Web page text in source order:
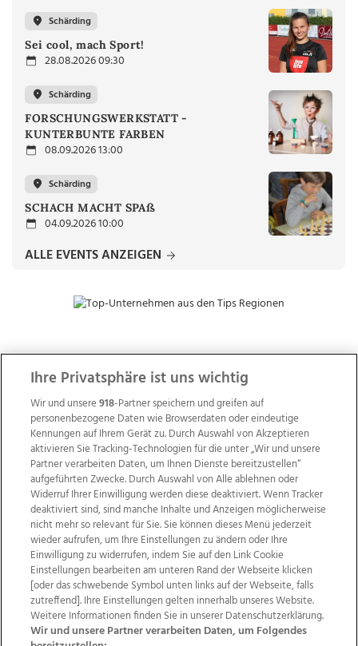
Schärding
Sei cool, mach Sport!
28.08.2026 09:30
Schärding
FORSCHUNGSWERKSTATT -
KUNTERBUNTE FARBEN
08.09.2026 13:00
Schärding
SCHACH MACHT SPAß
04.09.2026 10:00
ALLE EVENTS ANZEIGEN
ZUR NACHRICHTENÜBERSICHT
Wir über uns Mediadaten Kontakt
Jobs
Datenschutz
Impressum
AGB Anzeigekunden
AGB Website
Ehrenkodex Politische Werbung
Ihre Privatsphäre ist uns wichtig
Wir und unsere918-Partner speichern und greifen auf
personenbezogene Daten wie Browserdaten oder eindeutige
Kennungen auf Ihrem Gerät zu. Durch Auswahl von Akzeptieren
aktivieren Sie Tracking-Technologien für die unter „Wir und unsere
Partner verarbeiten Daten, um Ihnen Dienste bereitzustellen“
aufgeführten Zwecke. Durch Auswahl von Alle ablehnen oder
Widerruf Ihrer Einwilligung werden diese deaktiviert. Wenn Tracker
deaktiviert sind, sind manche Inhalte und Anzeigen möglicherweise
nicht mehr so relevant für Sie. Sie können dieses Menü jederzeit
wieder aufrufen, um Ihre Einstellungen zu ändern oder Ihre
Einwilligung zu widerrufen, indem Sie auf den Link Cookie
Einstellungen bearbeiten am unteren Rand der Webseite klicken
[oder das schwebende Symbol unten links auf der Webseite, falls
zutreffend]. Ihre Einstellungen gelten innerhalb unseres Website.
Weitere Informationen finden Sie in unserer Datenschutzerklärung.
Wir und unsere Partner verarbeiten Daten, um Folgendes